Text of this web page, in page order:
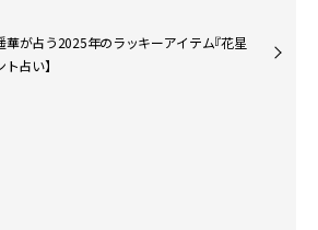
華が占う2025年のラッキーアイテム『花星
ト占い】